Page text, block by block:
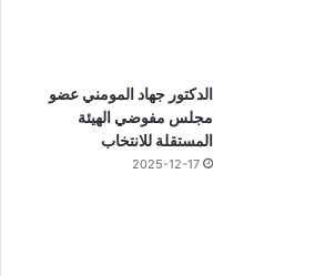
الدكتور جهاد المومني عضو
مجلس مفوضي الهيئة
المستقلة للانتخاب
2025-12-17